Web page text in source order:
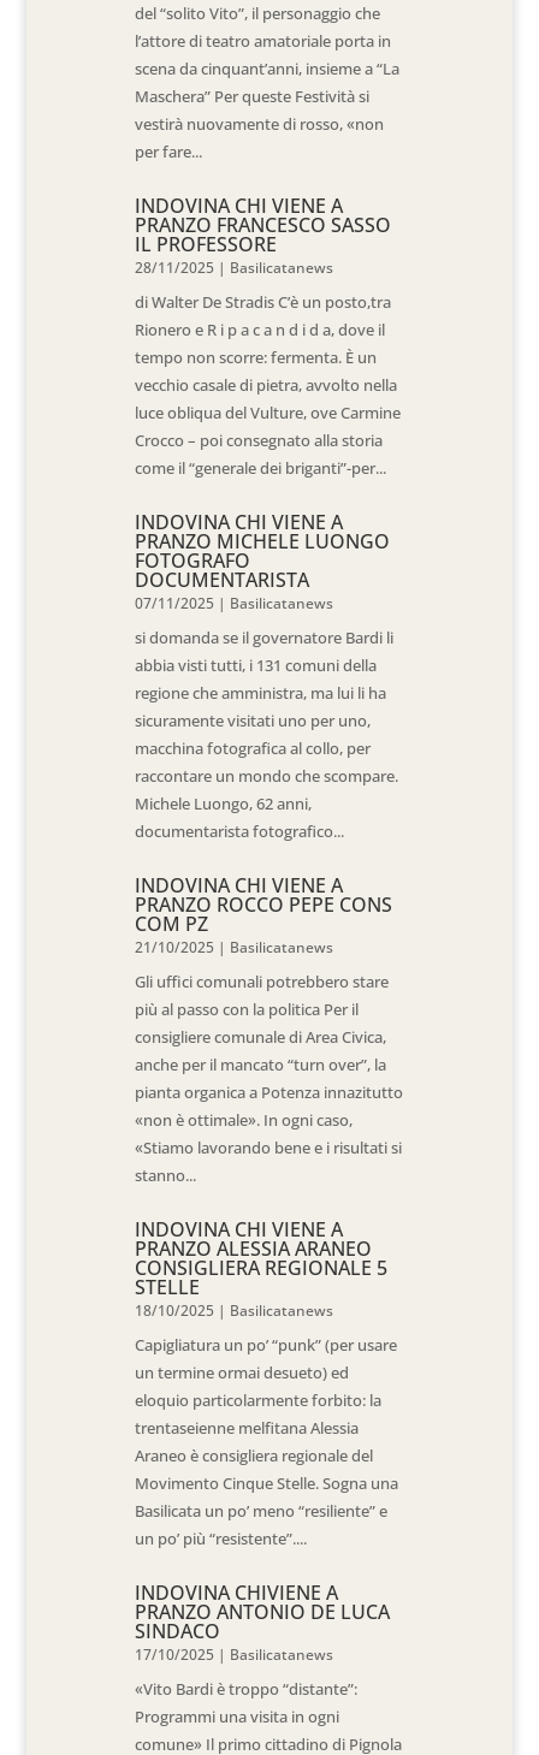
del “solito Vito”, il personaggio che
l’attore di teatro amatoriale porta in
scena da cinquant’anni, insieme a “La
Maschera” Per queste Festività si
vestirà nuovamente di rosso, «non
per fare...
INDOVINA CHI VIENE A
PRANZO FRANCESCO SASSO
IL PROFESSORE
28/11/2025 | Basilicatanews
di Walter De Stradis C’è un posto,tra
Rionero e R i p a c a n d i d a, dove il
tempo non scorre: fermenta. È un
vecchio casale di pietra, avvolto nella
luce obliqua del Vulture, ove Carmine
Crocco – poi consegnato alla storia
come il “generale dei briganti”-per...
INDOVINA CHI VIENE A
PRANZO MICHELE LUONGO
FOTOGRAFO
DOCUMENTARISTA
07/11/2025 | Basilicatanews
si domanda se il governatore Bardi li
abbia visti tutti, i 131 comuni della
regione che amministra, ma lui li ha
sicuramente visitati uno per uno,
macchina fotografica al collo, per
raccontare un mondo che scompare.
Michele Luongo, 62 anni,
documentarista fotografico...
INDOVINA CHI VIENE A
PRANZO ROCCO PEPE CONS
COM PZ
21/10/2025 | Basilicatanews
Gli uffici comunali potrebbero stare
più al passo con la politica Per il
consigliere comunale di Area Civica,
anche per il mancato “turn over”, la
pianta organica a Potenza innazitutto
«non è ottimale». In ogni caso,
«Stiamo lavorando bene e i risultati si
stanno...
INDOVINA CHI VIENE A
PRANZO ALESSIA ARANEO
CONSIGLIERA REGIONALE 5
STELLE
18/10/2025 | Basilicatanews
Capigliatura un po’ “punk” (per usare
un termine ormai desueto) ed
eloquio particolarmente forbito: la
trentaseienne melfitana Alessia
Araneo è consigliera regionale del
Movimento Cinque Stelle. Sogna una
Basilicata un po’ meno “resiliente” e
un po’ più “resistente”....
INDOVINA CHIVIENE A
PRANZO ANTONIO DE LUCA
SINDACO
17/10/2025 | Basilicatanews
«Vito Bardi è troppo “distante”:
Programmi una visita in ogni
comune» Il primo cittadino di Pignola